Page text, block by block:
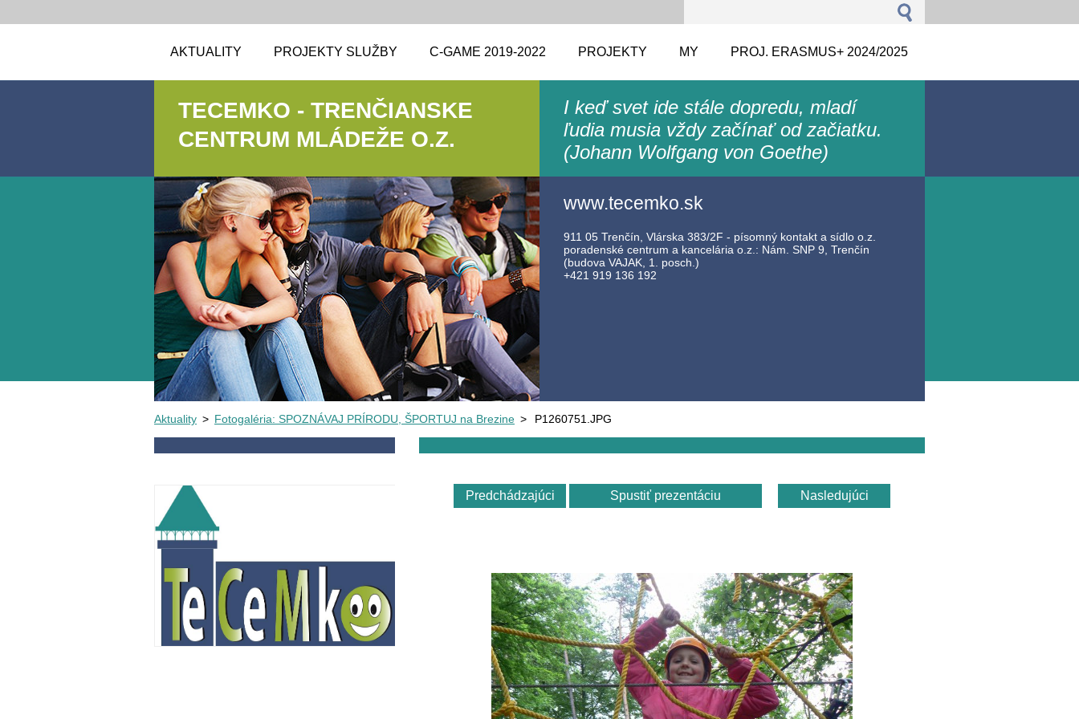
AKTUALITY PROJEKTY SLUŽBY C-GAME 2019-2022 PROJEKTY MY PROJ. ERASMUS+ 2024/2025
TECEMKO - TRENČIANSKE
CENTRUM MLÁDEŽE O.Z.
I keď svet ide stále dopredu, mladí
ľudia musia vždy začínať od začiatku.
(Johann Wolfgang von Goethe)
www.tecemko.sk
911 05 Trenčín, Vlárska 383/2F - písomný kontakt a sídlo o.z.
poradenské centrum a kancelária o.z.: Nám. SNP 9, Trenčín
(budova VAJAK, 1. posch.)
+421 919 136 192
Aktuality > Fotogaléria: SPOZNÁVAJ PRÍRODU, ŠPORTUJ na Brezine > P1260751.JPG
Predchádzajúci Spustiť prezentáciu Nasledujúci